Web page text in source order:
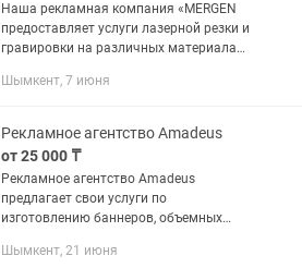
Наша рекламная компания «MERGEN
предоставляет услуги лазерной резки и
гравировки на различных материалах:
царапка пластик. Серебро пластик.
Шымкент, 7 июня
Рекламное агентство Amadeus
от 25 000 ₸
Рекламное агентство Amadeus
предлагает свои услуги по
изготовлению баннеров, объемных
бегущая строка, штендеров, таблички,
Шымкент, 21 июня